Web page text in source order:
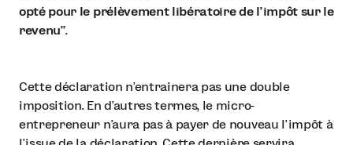
opté pour le prélèvement libératoire de l'impôt sur le
revenu”.
Cette déclaration n’entrainera pas une double
imposition. En d’autres termes, le micro-
entrepreneur n’aura pas à payer de nouveau l’impôt à